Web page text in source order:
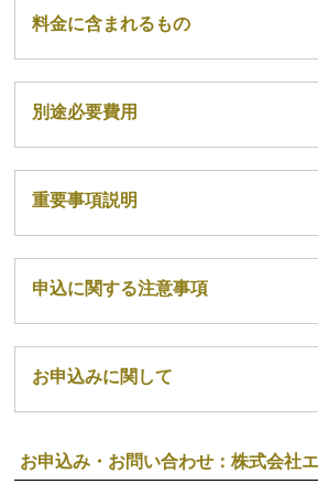
料金に含まれるもの
別途必要費用
重要事項説明
申込に関する注意事項
お申込みに関して
お申込み・お問い合わせ：株式会社